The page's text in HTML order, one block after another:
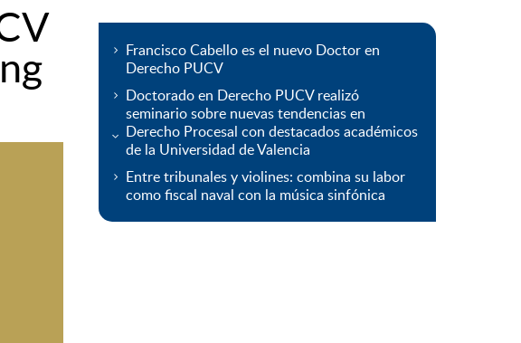
Francisco Cabello es el nuevo Doctor en
Derecho PUCV
Doctorado en Derecho PUCV realizó
seminario sobre nuevas tendencias en
Derecho Procesal con destacados académicos
de la Universidad de Valencia
Entre tribunales y violines: combina su labor
como fiscal naval con la música sinfónica